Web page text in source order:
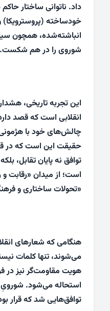
داد. ناتوانی ساختار
خودساخته (پروسترویکا)
انباشته‌شده، همچون
شوروی را در هم شکست.
این تجربه تاریخی،
انقلابی است که قصد
چالش‌های خود با
حقیقت این است که در
توافق نه پایان تقابل،
است؛ از میدان «رقابت
«تحولات ساختاری و
هنگامی که شعارهای
می‌شوند، تنها کلمات
هویت مقاومت‌گر نیز در
توافق‌هایی شد که قرار